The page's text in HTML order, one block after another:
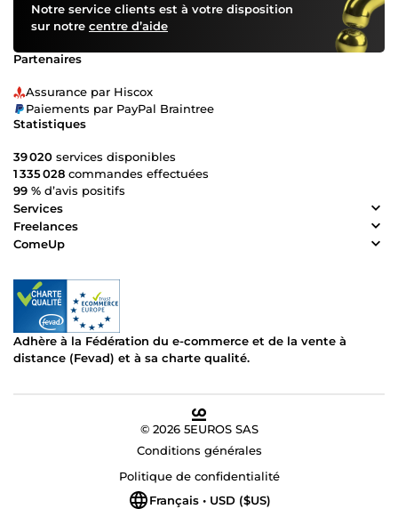
Notre service clients est à votre disposition
sur notre centre d’aide
Partenaires
Assurance par Hiscox
Paiements par PayPal Braintree
Statistiques
39 020 services disponibles
1 335 028 commandes effectuées
99 % d’avis positifs
Services
Freelances
ComeUp
Adhère à la Fédération du e-commerce et de la vente à
distance (Fevad) et à sa charte qualité.
© 2026 5EUROS SAS
Conditions générales
Politique de confidentialité
Français • USD ($US)